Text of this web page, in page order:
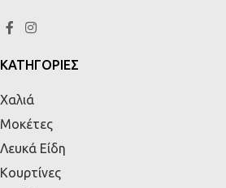
ΚΑΤΗΓΟΡΙΕΣ
Χαλιά
Μοκέτες
Λευκά Είδη
Κουρτίνες